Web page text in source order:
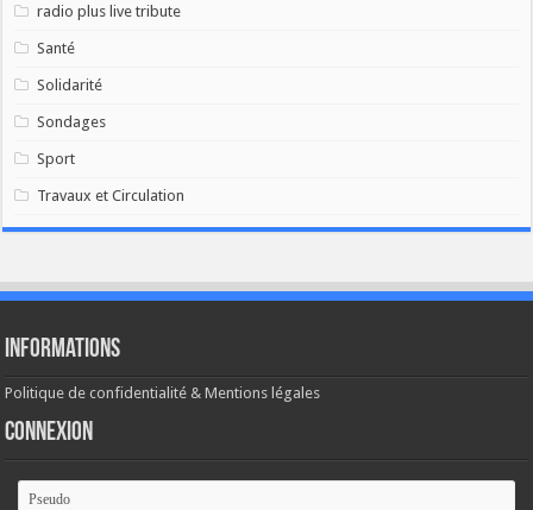
radio plus live tribute
Santé
Solidarité
Sondages
Sport
Travaux et Circulation
Informations
Politique de confidentialité & Mentions légales
Connexion